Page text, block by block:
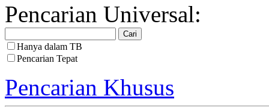
Pencarian Universal:
Hanya dalam TB
Pencarian Tepat
Pencarian Khusus